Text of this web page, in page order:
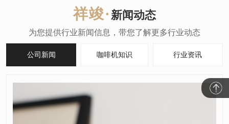
新闻动态
公司新闻 咖啡机知识 行业资讯